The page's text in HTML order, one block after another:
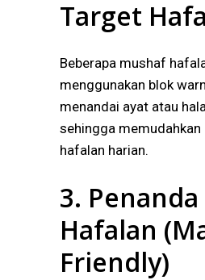
Target
Beberapa mushaf
menggunakan blok
menandai ayat atau
sehingga memudahkan
hafalan harian.
3. Penanda
Hafalan
Friendly)